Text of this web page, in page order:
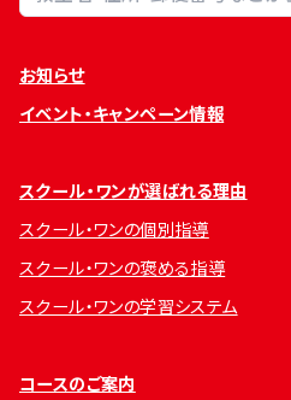
お知らせ
イベント・キャンペーン情報
スクール・ワンが選ばれる理由
スクール・ワンの個別指導
スクール・ワンの褒める指導
スクール・ワンの学習システム
コースのご案内